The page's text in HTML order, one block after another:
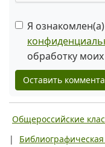
Я
обработку
Оставить
Общероссийские
|